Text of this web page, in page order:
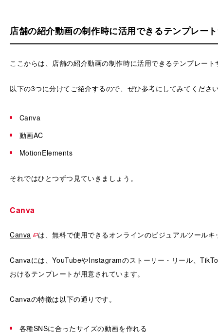
店舗の紹介動画の制作時に活用できるテンプレー
ここからは、店舗の紹介動画の制作時に活用できるテンプレー
以下の3つに分けてご紹介するので、ぜひ参考にしてみてくださ
Canva
動画AC
MotionElements
それではひとつずつ見ていきましょう。
Canva
Canva は、無料で使用できるオンラインのビジュアルツールキ
Canvaには、YouTubeやInstagramのストーリー・リール、
おけるテンプレートが用意されています。
Canvaの特徴は以下の通りです。
各種SNSに合ったサイズの動画を作れる